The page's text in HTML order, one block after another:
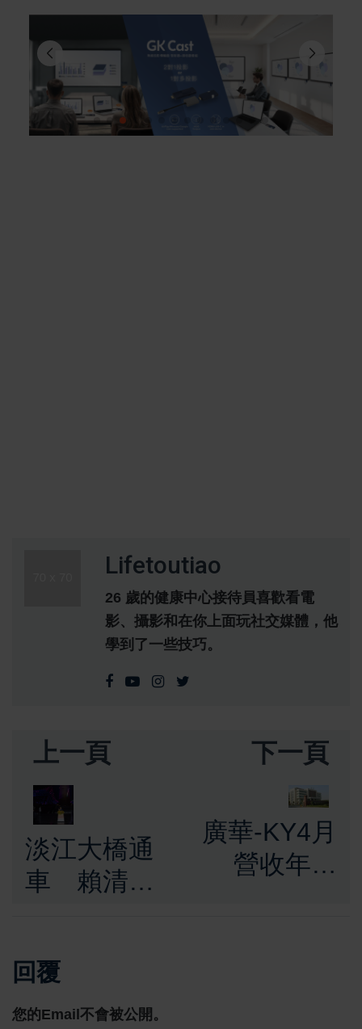
Lifetoutiao
26 歲的健康中心接待員喜歡看電
影、攝影和在你上面玩社交媒體，他
學到了一些技巧。
上一頁
淡江大橋通
車 賴清德
標 感謝工
程團隊締造
下一頁
廣華-KY4月
營收年增
回覆
您的Email不會被公開。